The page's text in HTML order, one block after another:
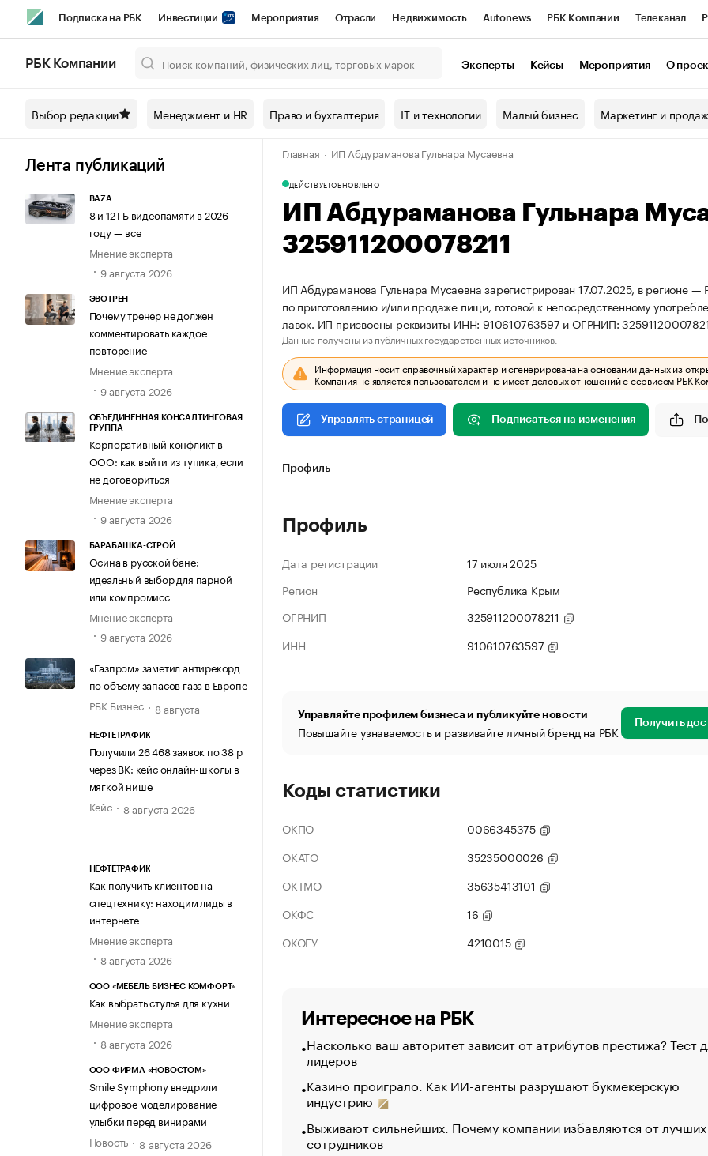
Подписка на РБК Инвестиции Мероприятия Отрасли Недвижимость Autonews РБК Компании Телеканал
Спецпроекты СПб Конференции СПб Спецпроекты Проверка контрагентов
Технологии и медиа Рынок наличной валюты
РБК Компании Эксперты Кейсы Мероприятия О
Выбор редакции Менеджмент и HR Право и бухгалтерия IT и технологии Малый бизнес Маркетинг и
Лента публикаций
BAZA
8 и 12 ГБ видеопамяти в 2026
году — все
Мнение эксперта
9 августа 2026
ЭВОТРЕН
Почему тренер не должен
комментировать каждое
повторение
Мнение эксперта
9 августа 2026
ОБЪЕДИНЕННАЯ КОНСАЛТИНГОВАЯ
ГРУППА
Корпоративный конфликт в
ООО: как выйти из тупика, если
не договориться
Мнение эксперта
9 августа 2026
БАРАБАШКА-СТРОЙ
Осина в русской бане:
идеальный выбор для парной
или компромисс
Мнение эксперта
9 августа 2026
«Газпром» заметил антирекорд
по объему запасов газа в Европе
РБК Бизнес
8 августа
НЕФТЕТРАФИК
Получили 26 468 заявок по 38 р
через ВК: кейс онлайн-школы в
мягкой нише
Кейс
8 августа 2026
НЕФТЕТРАФИК
Как получить клиентов на
спецтехнику: находим лиды в
интернете
Мнение эксперта
8 августа 2026
ООО «МЕБЕЛЬ БИЗНЕС КОМФОРТ»
Как выбрать стулья для кухни
Мнение эксперта
8 августа 2026
ООО ФИРМА «НОВОСТОМ»
Smile Symphony внедрили
цифровое моделирование
улыбки перед винирами
Новость
8 августа 2026
Главная ИП Абдураманова Гульнара Мусаевна
ДЕЙСТВУЕТОБНОВЛЕНО
ИП Абдураманова Гульнара
325911200078211
ИП Абдураманова Гульнара Мусаевна зарегистрирован 17.07.2025, в регионе
по приготовлению и/или продаже пищи, готовой к непосредственному
лавок. ИП присвоены реквизиты ИНН: 910610763597 и ОГРНИП:
Данные получены из публичных государственных источников.
Информация носит справочный характер и сгенерирована на основании данных из
Компания не является пользователем и не имеет деловых отношений с сервисом РБК
Управлять страницей Подписаться на изменения
Профиль
Профиль
Дата регистрации
17 июля 2025
Регион
Республика Крым
ОГРНИП
325911200078211
ИНН
910610763597
Управляйте профилем бизнеса и публикуйте новости
Повышайте узнаваемость и развивайте личный бренд на РБК Получить
Коды статистики
ОКПО
0066345375
ОКАТО
35235000026
ОКТМО
35635413101
ОКФС
16
ОКОГУ
4210015
Интересное на РБК
Насколько ваш авторитет зависит от атрибутов престижа? Тест
лидеров
Казино проиграло. Как ИИ-агенты разрушают букмекерскую
индустрию
Выживают сильнейших. Почему компании избавляются от лучших
сотрудников